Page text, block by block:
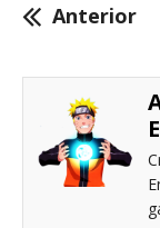
Anterior